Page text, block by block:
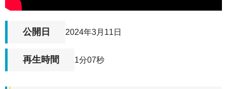
公開日 2024年3月11日
再生時間 1分07秒